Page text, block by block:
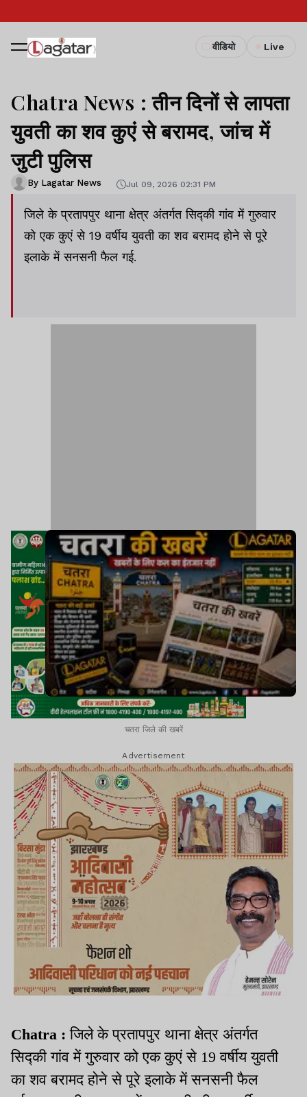
वीडियो Live
Chatra News : तीन दिनों से लापता
युवती का शव कुएं से बरामद, जांच में
जुटी पुलिस
By Lagatar News Jul 09, 2026 02:31 PM
जिले के प्रतापपुर थाना क्षेत्र अंतर्गत सिद्की गांव में गुरुवार
को एक कुएं से 19 वर्षीय युवती का शव बरामद होने से पूरे
इलाके में सनसनी फैल गई.
चतरा जिले की खबरें
Advertisement
Chatra : जिले के प्रतापपुर थाना क्षेत्र अंतर्गत
सिद्की गांव में गुरुवार को एक कुएं से 19 वर्षीय युवती
का शव बरामद होने से पूरे इलाके में सनसनी फैल